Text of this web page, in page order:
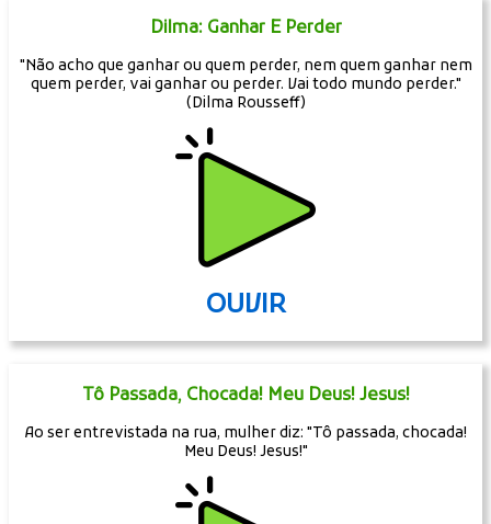
Dilma: Ganhar E Perder
"Não acho que ganhar ou quem perder, nem quem ganhar nem
quem perder, vai ganhar ou perder. Vai todo mundo perder."
(Dilma Rousseff)
OUVIR
Tô Passada, Chocada! Meu Deus! Jesus!
Ao ser entrevistada na rua, mulher diz: "Tô passada, chocada!
Meu Deus! Jesus!"